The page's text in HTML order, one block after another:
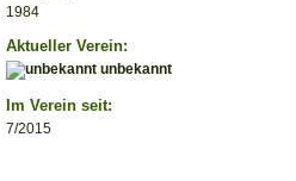
1984
Aktueller Verein:
unbekannt
Im Verein seit:
7/2015